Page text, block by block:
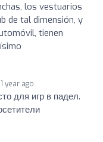
los vestuarios
de tal dimensión, y
tienen
1 year ago
для игр в падел.